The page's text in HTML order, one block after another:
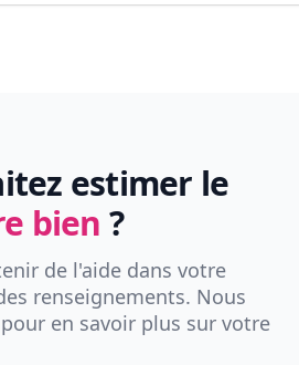
estimer le
bien ?
de l'aide dans votre
renseignements. Nous
en savoir plus sur votre